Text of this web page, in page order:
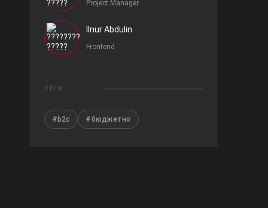
Project Manager
Ilnur Abdulin
Frontend
ТЕГИ:
#b2c #бюджетно